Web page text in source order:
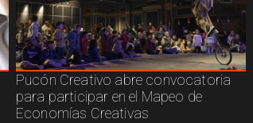
Pucón Creativo abre convocatoria
para participar en el Mapeo de
Economías Creativas